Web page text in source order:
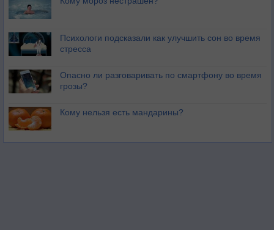
Психологи подсказали как улучшить сон во время
стресса
Опасно ли разговаривать по смартфону во время
грозы?
Кому нельзя есть мандарины?